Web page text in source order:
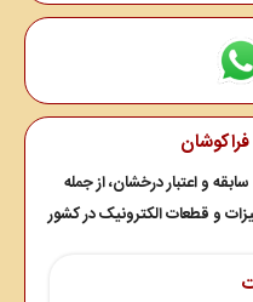
فراکوشان با بیش از 30 سال سابقه و اعتبار درخشان، از جمله
و قطعات الکترونیک در کشور